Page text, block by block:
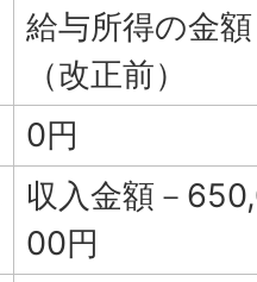
給与所得の金額
（改正前）
0円
収入金額－
00円